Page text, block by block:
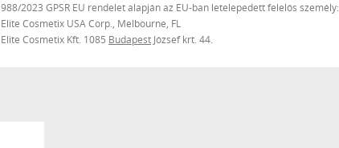
988/2023 GPSR EU rendelet alapján az EU-ban letelepedett felelős személy:
Elite Cosmetix USA Corp., Melbourne, FL
Elite Cosmetix Kft. 1085 Budapest József krt. 44.